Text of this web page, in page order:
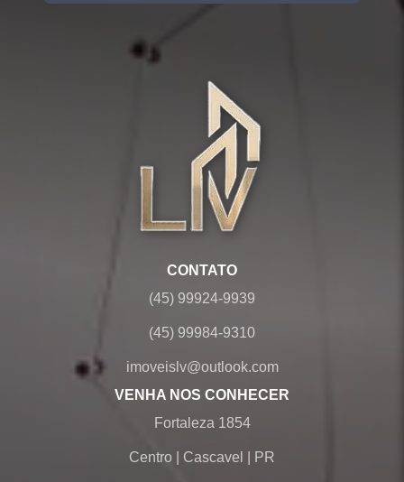
CONTATO
(45) 99924-9939
(45) 99984-9310
imoveislv@outlook.com
VENHA NOS CONHECER
Fortaleza 1854
Centro Cascavel PR